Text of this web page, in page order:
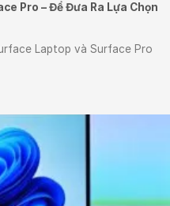
Pro – Để Đưa Ra Lựa Chọn
Laptop và Surface Pro